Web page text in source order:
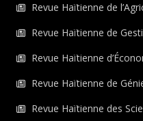
Revue Haïtienne de
Revue Haïtienne de
Revue Haïtienne
Revue Haïtienne de
Revue Haïtienne des